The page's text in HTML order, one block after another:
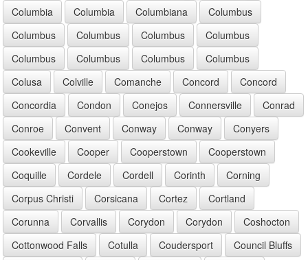
Columbia
Columbia Columbiana
Columbus
Columbus
Columbus Columbus
Columbus
Columbus
Columbus Columbus
Columbus
Colusa
Colville Comanche Concord
Concord
Concordia
Condon Conejos Connersville
Conrad
Conroe
Convent Conway Conway
Conyers
Cookeville
Cooper Cooperstown
Cooperstown
Coquille
Cordele Cordell Corinth
Corning
Corpus Christi
Corsicana Cortez
Cortland
Corunna
Corvallis Corydon Corydon
Coshocton
Cottonwood Falls
Cotulla Coudersport
Council Bluffs